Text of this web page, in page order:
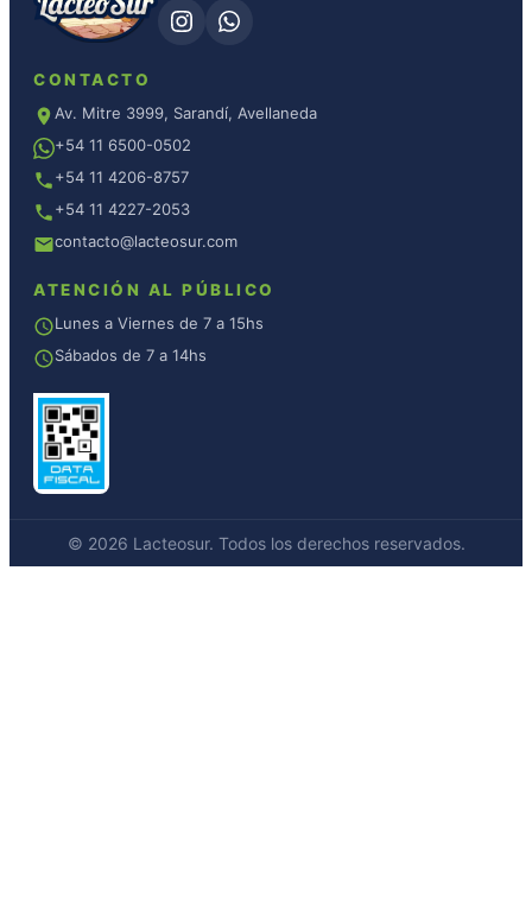
CONTACTO
Av. Mitre 3999, Sarandí, Avellaneda
+54 11 6500-0502
+54 11 4206-8757
+54 11 4227-2053
contacto@lacteosur.com
ATENCIÓN AL PÚBLICO
Lunes a Viernes de 7 a 15hs
Sábados de 7 a 14hs
© 2026 Lacteosur. Todos los derechos reservados.